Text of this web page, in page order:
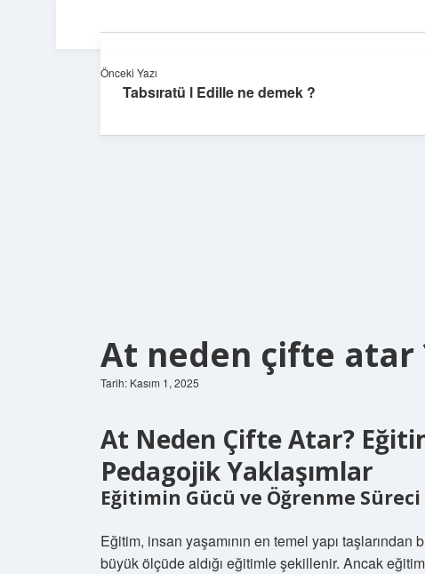
At neden çifte atar
Tarih: Kasım 1, 2025
At Neden Çifte Atar?
Pedagojik Yaklaşımlar
Eğitimin Gücü ve Öğrenme Süreci
Eğitim, insan yaşamının en temel yapı
büyük ölçüde aldığı eğitimle şekillenir. Ancak
Önceki Yazı
Tabsıratü l Edille ne demek ?